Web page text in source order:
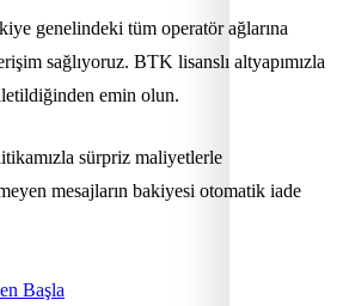
genelindeki tüm operatör ağlarına
sağlıyoruz. BTK lisanslı altyapımızla
emin olun.
sürpriz maliyetlerle
mesajların bakiyesi otomatik iade
Başla